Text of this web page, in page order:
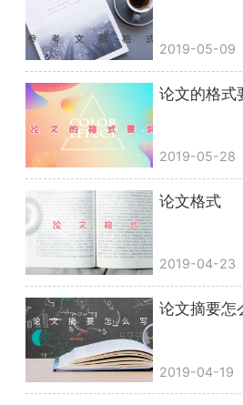
2019-05-09
论文的格式
2019-05-28
论文格式
2019-04-23
论文摘要怎
2019-04-19